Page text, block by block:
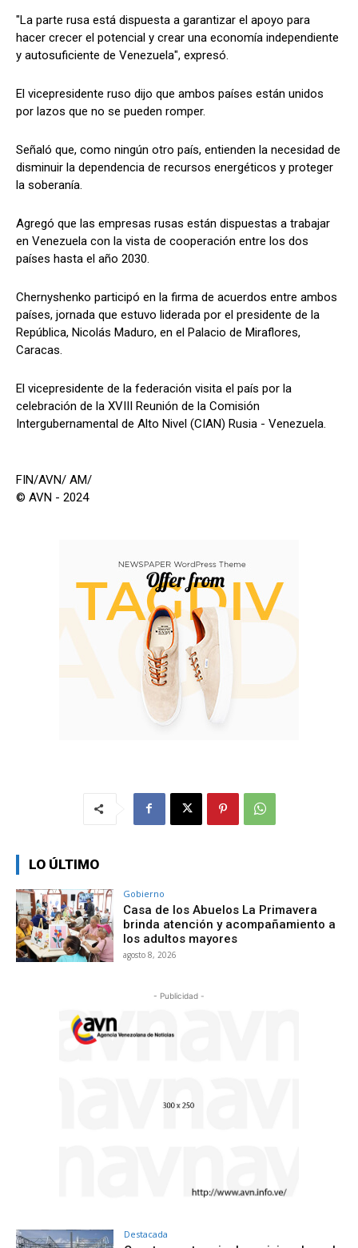
"La parte rusa está dispuesta a garantizar el apoyo para
hacer crecer el potencial y crear una economía independiente
y autosuficiente de Venezuela", expresó.
El vicepresidente ruso dijo que ambos países están unidos
por lazos que no se pueden romper.
Señaló que, como ningún otro país, entienden la necesidad de
disminuir la dependencia de recursos energéticos y proteger
la soberanía.
Agregó que las empresas rusas están dispuestas a trabajar
en Venezuela con la vista de cooperación entre los dos
países hasta el año 2030.
Chernyshenko participó en la firma de acuerdos entre ambos
países, jornada que estuvo liderada por el presidente de la
República, Nicolás Maduro, en el Palacio de Miraflores,
Caracas.
El vicepresidente de la federación visita el país por la
celebración de la XVIII Reunión de la Comisión
Intergubernamental de Alto Nivel (CIAN) Rusia - Venezuela.
FIN/AVN/ AM/
© AVN - 2024
LO ÚLTIMO
Gobierno
Casa de los Abuelos La Primavera
brinda atención y acompañamiento a
los adultos mayores
agosto 8, 2026
- Publicidad -
Destacada